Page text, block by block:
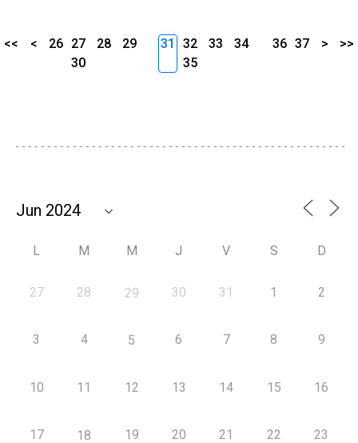
<< < 26 27 28
29
30
31 32 33
34
35
36 37 > >>
L M M J V S D
27 28 29 30 31 1 2
3 4 5 6 7 8 9
10 11 12 13 14 15 16
17 18 19 20 21 22 23